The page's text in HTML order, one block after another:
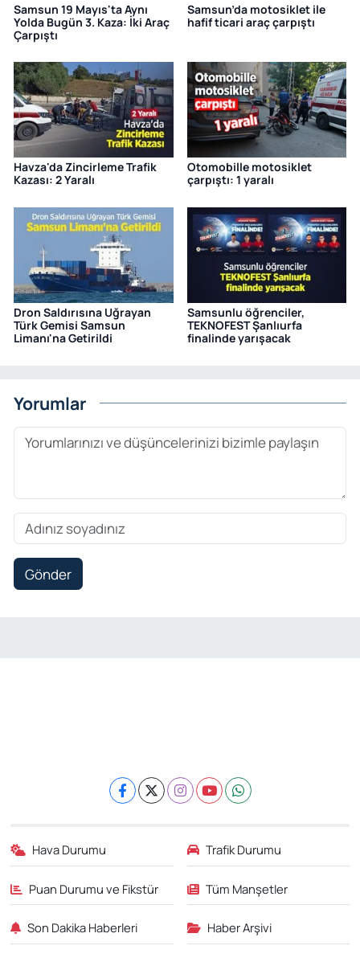
Samsun 19 Mayıs'ta Aynı
Yolda Bugün 3. Kaza: İki Araç
Çarpıştı
Samsun’da motosiklet ile
hafif ticari araç çarpıştı
Havza'da Zincirleme Trafik
Kazası: 2 Yaralı
Otomobille motosiklet
çarpıştı: 1 yaralı
Dron Saldırısına Uğrayan
Türk Gemisi Samsun
Limanı'na Getirildi
Samsunlu öğrenciler,
TEKNOFEST Şanlıurfa
finalinde yarışacak
Yorumlar
Gönder
Hava Durumu Trafik Durumu
Puan Durumu ve Fikstür Tüm Manşetler
Son Dakika Haberleri Haber Arşivi